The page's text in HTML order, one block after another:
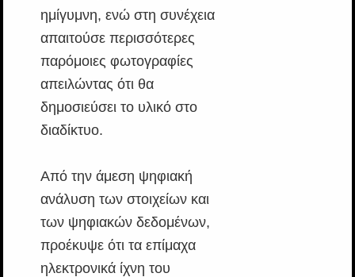
ημίγυμνη, ενώ στη συνέχεια
απαιτούσε περισσότερες
παρόμοιες φωτογραφίες
απειλώντας ότι θα
δημοσιεύσει το υλικό στο
διαδίκτυο.
Από την άμεση ψηφιακή
ανάλυση των στοιχείων και
των ψηφιακών δεδομένων,
προέκυψε ότι τα επίμαχα
ηλεκτρονικά ίχνη του